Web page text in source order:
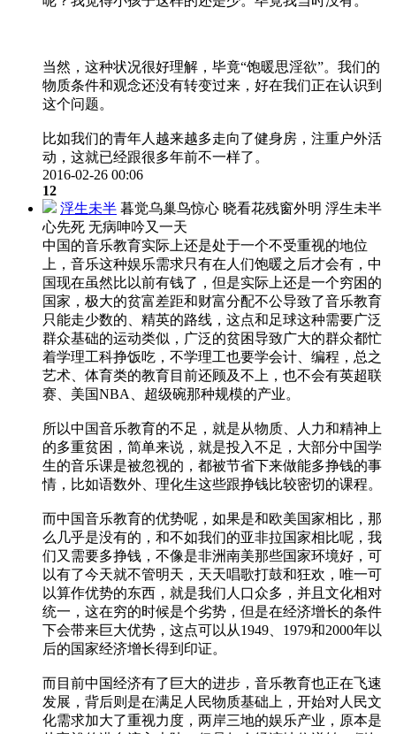
当然，这种状况很好理解，毕竟“饱暖思淫欲”。我们的
物质条件和观念还没有转变过来，好在我们正在认识到
这个问题。
比如我们的青年人越来越多走向了健身房，注重户外活
动，这就已经跟很多年前不一样了。
2016-02-26 00:06
12
浮生未半 暮觉乌巢鸟惊心 晓看花残窗外明 浮生未半
心先死 无病呻吟又一天
中国的音乐教育实际上还是处于一个不受重视的地位
上，音乐这种娱乐需求只有在人们饱暖之后才会有，中
国现在虽然比以前有钱了，但是实际上还是一个穷困的
国家，极大的贫富差距和财富分配不公导致了音乐教育
只能走少数的、精英的路线，这点和足球这种需要广泛
群众基础的运动类似，广泛的贫困导致广大的群众都忙
着学理工科挣饭吃，不学理工也要学会计、编程，总之
艺术、体育类的教育目前还顾及不上，也不会有英超联
赛、美国NBA、超级碗那种规模的产业。
所以中国音乐教育的不足，就是从物质、人力和精神上
的多重贫困，简单来说，就是投入不足，大部分中国学
生的音乐课是被忽视的，都被节省下来做能多挣钱的事
情，比如语数外、理化生这些跟挣钱比较密切的课程。
而中国音乐教育的优势呢，如果是和欧美国家相比，那
么几乎是没有的，和不如我们的亚非拉国家相比呢，我
们又需要多挣钱，不像是非洲南美那些国家环境好，可
以有了今天就不管明天，天天唱歌打鼓和狂欢，唯一可
以算作优势的东西，就是我们人口众多，并且文化相对
统一，这在穷的时候是个劣势，但是在经济增长的条件
下会带来巨大优势，这点可以从1949、1979和2000年以
后的国家经济增长得到印证。
而目前中国经济有了巨大的进步，音乐教育也正在飞速
发展，背后则是在满足人民物质基础上，开始对人民文
化需求加大了重视力度，两岸三地的娱乐产业，原本是